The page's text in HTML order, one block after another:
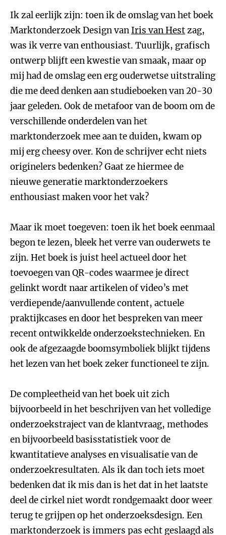
Ik zal eerlijk zijn: toen ik de omslag van het boek
Marktonderzoek Design vanIris van Hestzag,
was ik verre van enthousiast. Tuurlijk, grafisch
ontwerp blijft een kwestie van smaak, maar op
mij had de omslag een erg ouderwetse uitstraling
die me deed denken aan studieboeken van 20-30
jaar geleden. Ook de metafoor van de boom om de
verschillende onderdelen van het
marktonderzoek mee aan te duiden, kwam op
mij erg cheesy over. Kon de schrijver echt niets
originelers bedenken? Gaat ze hiermee de
nieuwe generatie marktonderzoekers
enthousiast maken voor het vak?
Maar ik moet toegeven: toen ik het boek eenmaal
begon te lezen, bleek het verre van ouderwets te
zijn. Het boek is juist heel actueel door het
toevoegen van QR-codes waarmee je direct
gelinkt wordt naar artikelen of video’s met
verdiepende/aanvullende content, actuele
praktijkcases en door het bespreken van meer
recent ontwikkelde onderzoekstechnieken. En
ook de afgezaagde boomsymboliek blijkt tijdens
het lezen van het boek zeker functioneel te zijn.
De compleetheid van het boek uit zich
bijvoorbeeld in het beschrijven van het volledige
onderzoekstraject van de klantvraag, methodes
en bijvoorbeeld basisstatistiek voor de
kwantitatieve analyses en visualisatie van de
onderzoekresultaten. Als ik dan toch iets moet
bedenken dat ik mis dan is het dat in het laatste
deel de cirkel niet wordt rondgemaakt door weer
terug te grijpen op het onderzoeksdesign. Een
marktonderzoek is immers pas echt geslaagd als